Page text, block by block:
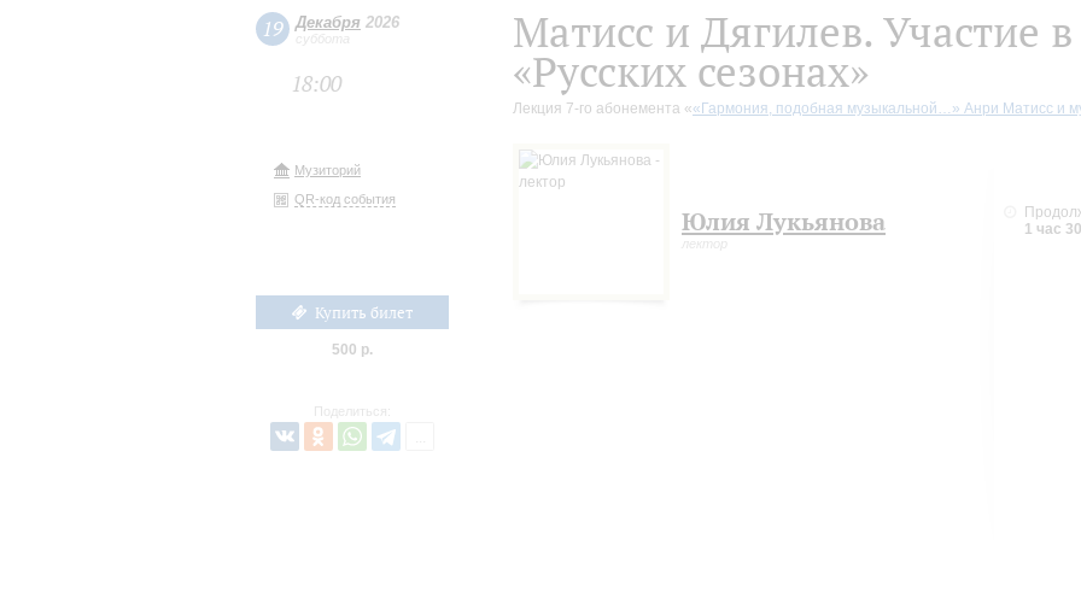
19 Декабря 2026
суббота
18:00
Музиторий
QR-код события
Купить билет
500 р.
Поделиться:
Матисс и Дягилев. Участие в
«Русских сезонах»
Лекция 7-го абонемента ««Гармония, подобная музыкальной…» Анри Матисс и
Юлия Лукьянова
лектор
1 час